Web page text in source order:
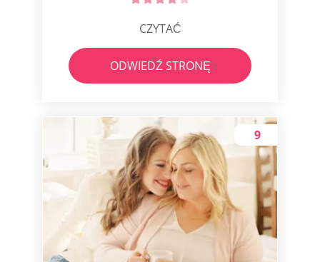
CZYTAĆ
ODWIEDŹ STRONĘ
9